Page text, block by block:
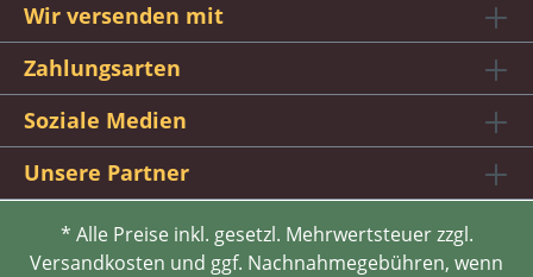
Wir versenden mit
Zahlungsarten
Soziale Medien
Unsere Partner
* Alle Preise inkl. gesetzl. Mehrwertsteuer zzgl.
Versandkosten und ggf. Nachnahmegebühren, wenn